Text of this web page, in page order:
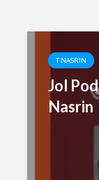
T NASRIN
Jol
Nasrin